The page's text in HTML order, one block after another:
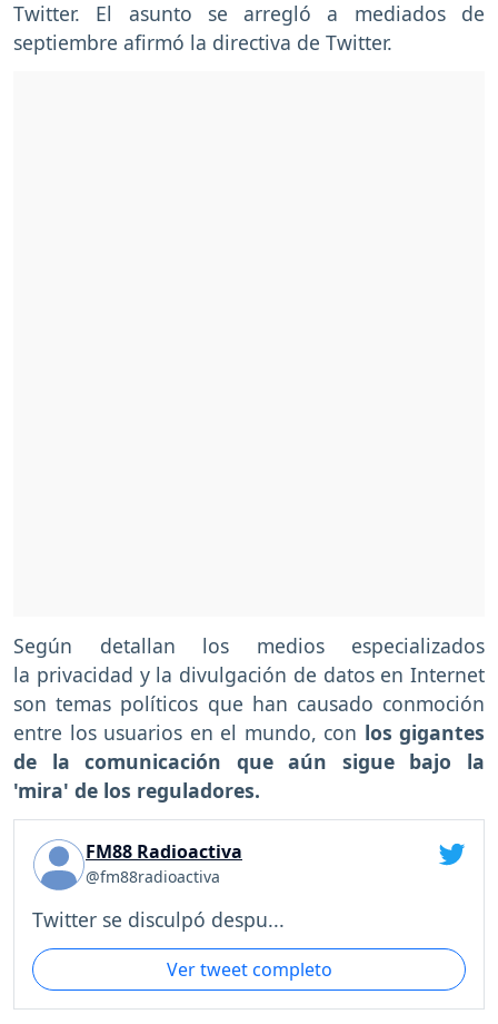
Twitter. El asunto se arregló a mediados de
septiembre afirmó la directiva de Twitter.
Según detallan los medios especializados
la privacidad y la divulgación de datos en Internet
son temas políticos que han causado conmoción
entre los usuarios en el mundo, con los gigantes
de la comunicación que aún sigue bajo la
'mira' de los reguladores.
FM88 Radioactiva
@fm88radioactiva
Twitter se disculpó despu...
Ver tweet completo